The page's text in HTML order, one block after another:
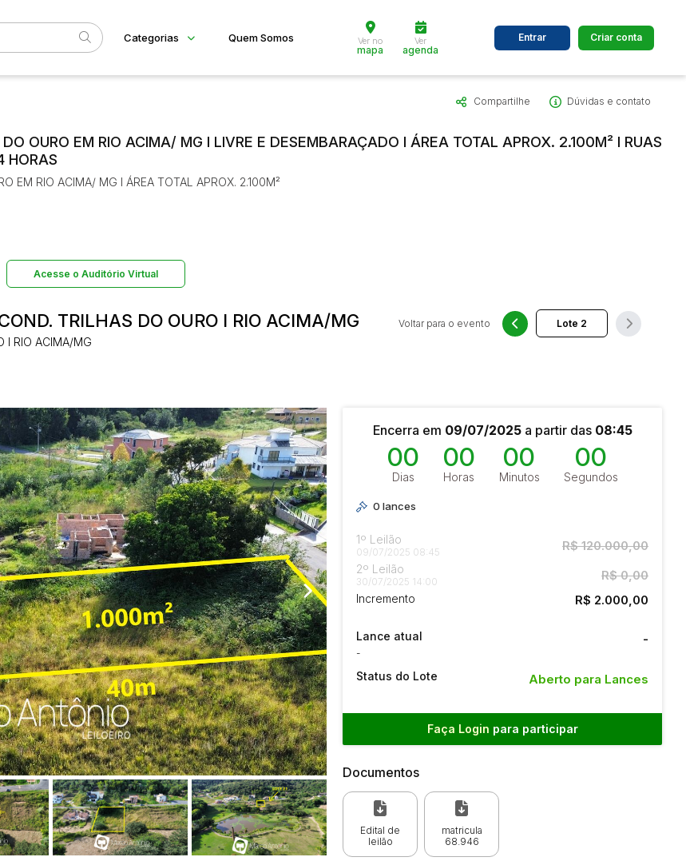
Cidade
Categorias
Imóveis
Apartamentos
Lote de Terreno
Lote/Trreno
Ponto Comercial
Prédio Comercial
Rural
Terreno
Caminhões
Carro
Reboque
Quem Somos
Fale Conosco
Ver no
mapa
Ver
agenda
Entrar Criar conta
Compartilhe Dúvidas e contato
OURO EM RIO ACIMA/ MG I LIVRE E DESEMBARAÇADO I ÁREA TOTAL APROX. 2.100M² I RUAS
HORAS
EM RIO ACIMA/ MG I ÁREA TOTAL APROX. 2.100M²
Acesse o Auditório Virtual
TRILHAS DO OURO I RIO ACIMA/MG
I RIO ACIMA/MG
Voltar para o evento
Encerra em 09/07/2025a partir das 08:45
00
Dias
00
Horas
00
Minutos
00
Segundos
0 lances
1º Leilão
09/07/2025 08:45 R$ 120.000,00
2º Leilão
30/07/2025 14:00 R$ 0,00
Incremento R$ 2.000,00
Lance atual
-
-
Status do Lote Aberto para Lances
Faça Login para participar
Documentos
Edital de
leilão
matricula
68.946